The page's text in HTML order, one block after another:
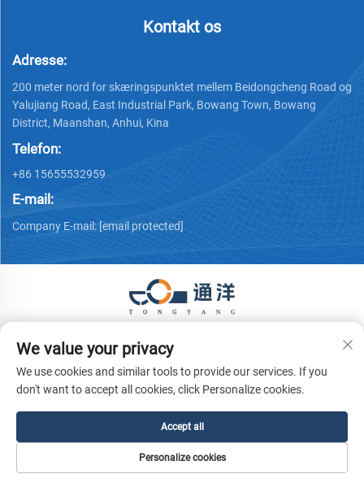
Kontakt os
Adresse:
200 meter nord for skæringspunktet mellem Beidongcheng Road og
Yalujiang Road, East Industrial Park, Bowang Town, Bowang
District, Maanshan, Anhui, Kina
Telefon:
+86 15655532959
E-mail:
Company E-mail: [email protected]
Copyright © 2026 Ma 'anshan Tongyang Machinery Equipment
Co., Ltd. Alle rettigheder forbeholdes.
We value your privacy
We use cookies and similar tools to provide our services. If you
don't want to accept all cookies, click Personalize cookies.
Personalize cookies
Accept all